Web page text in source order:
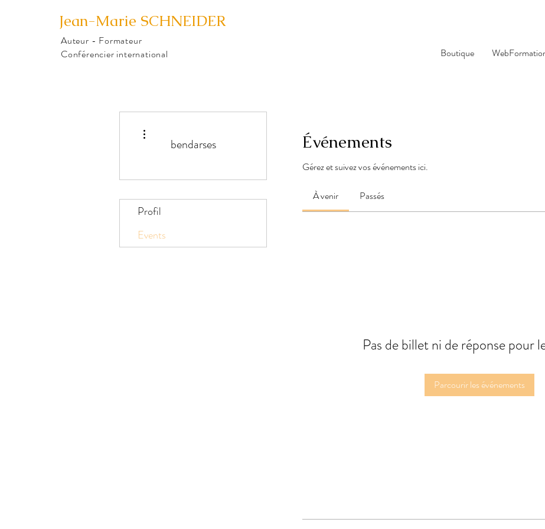
Jean-Marie SCHNEIDER
Auteur - Formateur
Conférencier international
Boutique
Événements
Gérez et suivez vos événements ici.
À venir Passés
Pas de billet ni de réponse pour
Parcourir les événements
bendarses
Profil
Events